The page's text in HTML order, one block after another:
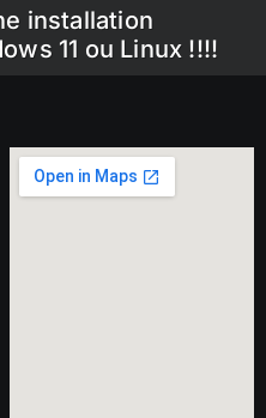
installation
11 ou Linux !!!!